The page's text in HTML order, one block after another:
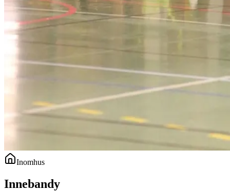
Inomhus
Innebandy